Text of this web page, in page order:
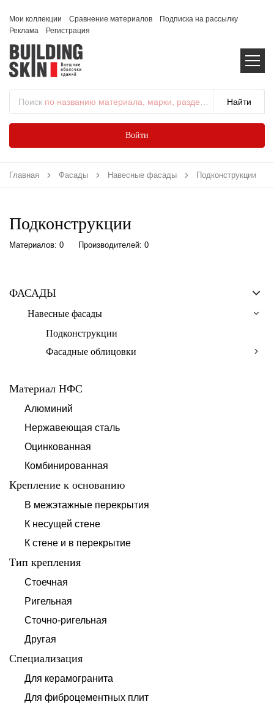
Мои коллекции Сравнение материалов
Подписка на рассылку
Реклама
Регистрация
Поиск по названию материала, марки, раздела...
Войти
Главная Фасады Навесные фасады Подконструкции
Подконструкции
Материалов: 0 Производителей: 0
ФАСАДЫ
Навесные фасады
Подконструкции
Фасадные облицовки
Материал НФС
Алюминий
Нержавеющая сталь
Оцинкованная
Комбинированная
Крепление к основанию
В межэтажные перекрытия
К несущей стене
К стене и в перекрытие
Тип крепления
Стоечная
Ригельная
Сточно-ригельная
Другая
Специализация
Для керамогранита
Для фиброцементных плит